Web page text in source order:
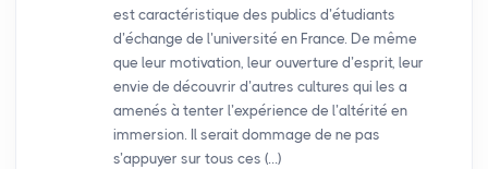
est caractéristique des publics d’étudiants
d’échange de l’université en France. De même
que leur motivation, leur ouverture d’esprit, leur
envie de découvrir d’autres cultures qui les a
amenés à tenter l’expérience de l’altérité en
immersion. Il serait dommage de ne pas
s’appuyer sur tous ces (…)